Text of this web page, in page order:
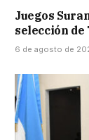
Juegos
selección de
6 de agosto de